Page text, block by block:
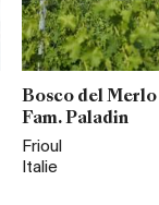
Bosco del Merlo
Fam. Paladin
Frioul
Italie